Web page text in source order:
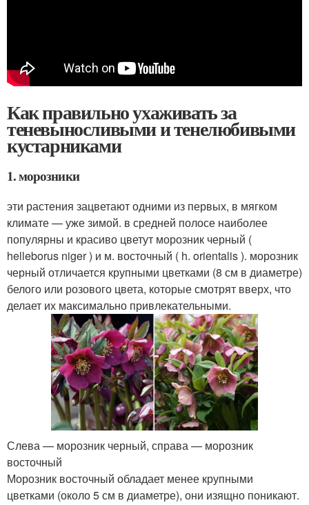
Как правильно ухаживать за
теневыносливыми и тенелюбивыми
кустарниками
1. морозники
эти растения зацветают одними из первых, в мягком
климате — уже зимой. в средней полосе наиболее
популярны и красиво цветут морозник черный (
helleborus niger ) и м. восточный ( h. orientalis ). морозник
черный отличается крупными цветками (8 см в диаметре)
белого или розового цвета, которые смотрят вверх, что
делает их максимально привлекательными.
Слева — морозник черный, справа — морозник
восточный
Морозник восточный обладает менее крупными
цветками (около 5 см в диаметре), они изящно поникают.